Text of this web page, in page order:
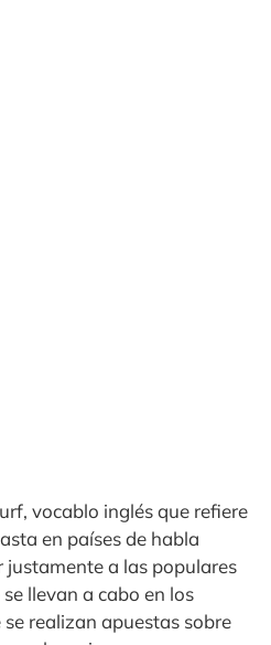
vocablo inglés que refiere
en países de habla
a las populares
llevan a cabo en los
realizan apuestas sobre